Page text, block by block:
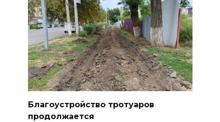
Благоустройство тротуаров
продолжается